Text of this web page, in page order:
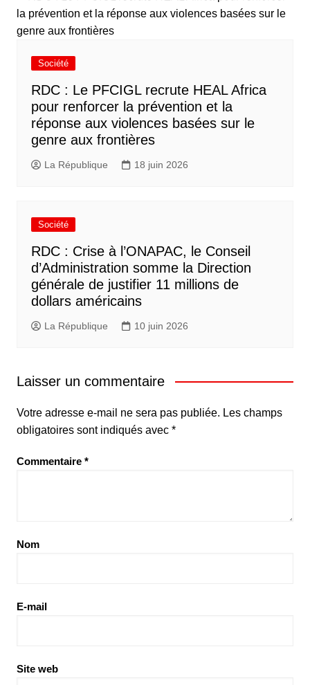
Société
RDC : Le PFCIGL recrute HEAL Africa
pour renforcer la prévention et la
réponse aux violences basées sur le
genre aux frontières
La République 18 juin 2026
Société
RDC : Crise à l’ONAPAC, le Conseil
d’Administration somme la Direction
générale de justifier 11 millions de
dollars américains
La République 10 juin 2026
Laisser un commentaire
Votre adresse e-mail ne sera pas publiée. Les champs
obligatoires sont indiqués avec *
Commentaire *
Nom
E-mail
Site web